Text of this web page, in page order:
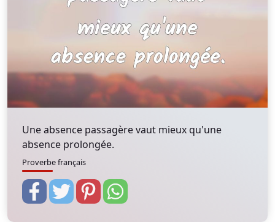
Une absence passagère vaut mieux qu'une
absence prolongée.
Proverbe français